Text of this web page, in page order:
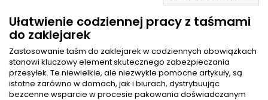
Ułatwienie codziennej pracy z taśmami
do zaklejarek
Zastosowanie taśm do zaklejarek w codziennych obowiązkach
stanowi kluczowy element skutecznego zabezpieczania
przesyłek. Te niewielkie, ale niezwykle pomocne artykuły, są
istotne zarówno w domach, jak i biurach, dystrybuując
bezcenne wsparcie w procesie pakowania doświadczanym